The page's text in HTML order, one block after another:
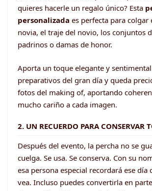
quieres hacerle un regalo único? Esta
personalizada es perfecta para colgar
novia, el traje del novio, los conjuntos
padrinos o damas de honor.
Aporta un toque elegante y
preparativos del gran día y queda
fotos del making of, aportando
mucho cariño a cada imagen.
2. UN RECUERDO PARA CONSERVAR
Después del evento, la percha no se
cuelga. Se usa. Se conserva. Con su
esa persona especial recordará ese día
vea. Incluso puedes convertirla en